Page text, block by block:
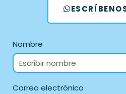
Nombre
Correo electrónico